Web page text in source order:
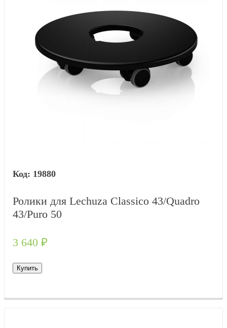
19880
Ролики для Lechuza Classico 43/Quadro
43/Puro 50
3 640 ₽
Купить